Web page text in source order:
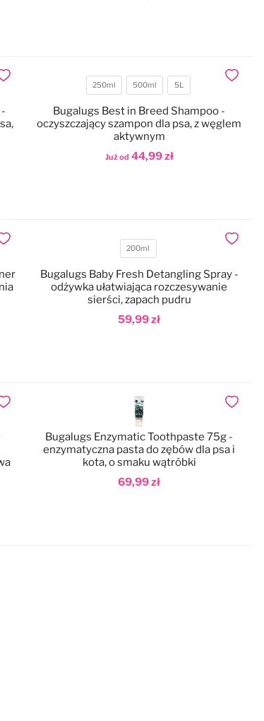
do ulubionych
Pojemność
250ml 500ml 5L
Już od 44,99 zł
Bugalugs Best in Breed Shampoo -
oczyszczający szampon dla psa, z węglem
aktywnym
Dodaj
do ulubionych
Pojemność
200ml
59,99 zł
Bugalugs Baby Fresh Detangling Spray -
odżywka ułatwiająca rozczesywanie
sierści, zapach pudru
Dodaj
do ulubionych
69,99 zł
Bugalugs Enzymatic Toothpaste 75g -
enzymatyczna pasta do zębów dla psa i
kota, o smaku wątróbki
Dodaj